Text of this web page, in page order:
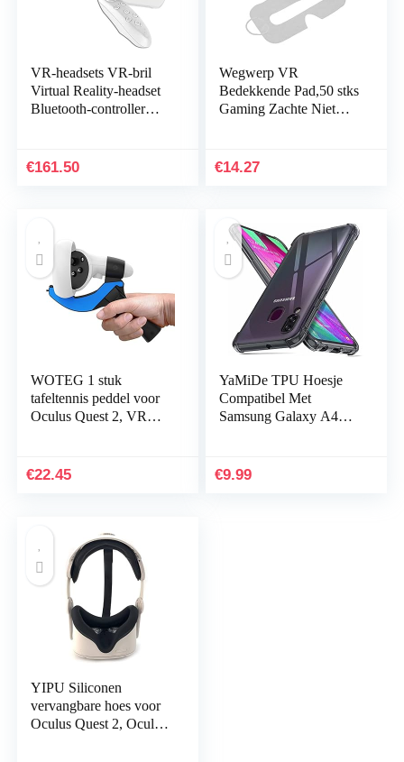
VR-headsets VR-bril
Virtual Reality-headset
Bluetooth-controller
/ 7P voor Samsung…
€161.50
Wegwerp VR
Bedekkende Pad,50 stks
Gaming Zachte Niet
Bedekking Pad Voor
€14.27
WOTEG 1 stuk
tafeltennis peddel voor
Oculus Quest 2, VR
rechts tafeltennisbatje…
€22.45
YaMiDe TPU Hoesje
Compatibel Met
Samsung Galaxy A40
Schokbestendige
€9.99
YIPU Siliconen
vervangbare hoes voor
Oculus Quest 2, Oculus